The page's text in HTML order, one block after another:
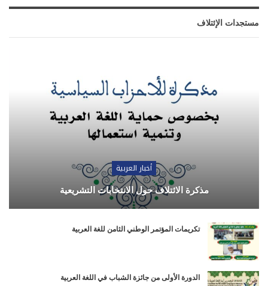
مستجدات الإئتلاف
أخبار العربية
مذكرة الائتلاف حول الانتخابات التشريعية
تكريمات المؤتمر الوطني الثامن للغة العربية
الدورة الأولى من جائزة الشباب في اللغة العربية